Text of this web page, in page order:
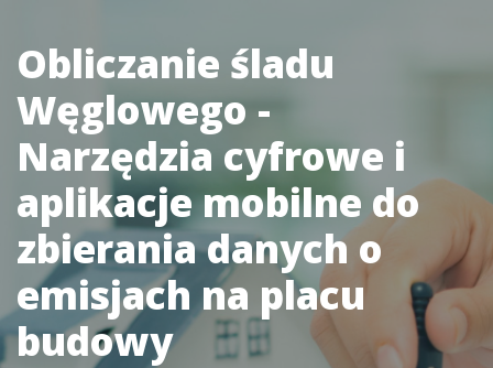
Obliczanie śladu
Węglowego -
Narzędzia cyfrowe i
aplikacje mobilne do
zbierania danych o
emisjach na placu
budowy